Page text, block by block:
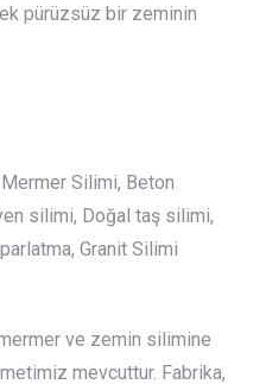
pürüzsüz bir zeminin
Silimi, Beton
silimi, Doğal taş silimi,
Granit Silimi
ve zemin silimine
mevcuttur. Fabrika,